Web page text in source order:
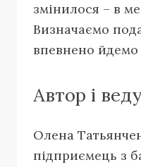
змінилося – в
Визначаємо
впевнено йдемо
Автор і
Олена
підприємець з